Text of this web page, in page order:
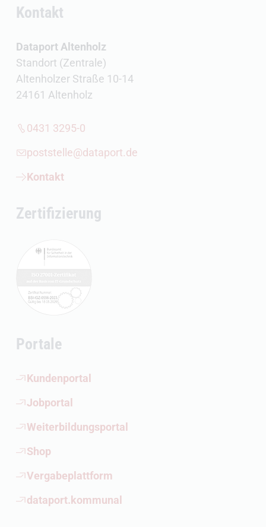
Kontakt
Dataport Altenholz
Standort (Zentrale)
Altenholzer Straße 10-14
24161 Altenholz
0431 3295-0
poststelle@dataport.de
Kontakt
Zertifizierung
Portale
Kundenportal
(Öffnet externen Link)
Jobportal
(Öffnet externen Link)
Weiterbildungsportal
(Öffnet externen Link)
Shop
(Öffnet externen Link)
Vergabeplattform
(Öffnet externen Link)
dataport.kommunal
(Öffnet externen Link)